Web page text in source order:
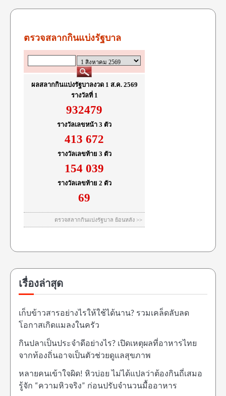
เรื่องล่าสุด
เก็บข้าวสารอย่างไรให้ใช้ได้นาน? รวมเคล็ดลับลด
โอกาสเกิดแมลงในครัว
กินปลาเป็นประจำดีอย่างไร? เปิดเหตุผลที่อาหารไทย
จากท้องถิ่นอาจเป็นตัวช่วยดูแลสุขภาพ
หลายคนเข้าใจผิด! หิวบ่อย ไม่ได้แปลว่าต้องกินถี่เสมอ
รู้จัก “ความหิวจริง” ก่อนปรับจำนวนมื้ออาหาร